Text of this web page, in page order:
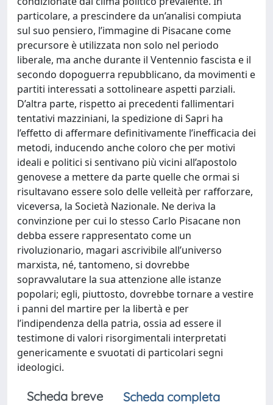
particolare, a prescindere da un’analisi compiuta
sul suo pensiero, l’immagine di Pisacane come
precursore è utilizzata non solo nel periodo
liberale, ma anche durante il Ventennio fascista e il
secondo dopoguerra repubblicano, da movimenti e
partiti interessati a sottolineare aspetti parziali.
D’altra parte, rispetto ai precedenti fallimentari
tentativi mazziniani, la spedizione di Sapri ha
l’effetto di affermare definitivamente l’inefficacia dei
metodi, inducendo anche coloro che per motivi
ideali e politici si sentivano più vicini all’apostolo
genovese a mettere da parte quelle che ormai si
risultavano essere solo delle velleità per rafforzare,
viceversa, la Società Nazionale. Ne deriva la
convinzione per cui lo stesso Carlo Pisacane non
debba essere rappresentato come un
rivoluzionario, magari ascrivibile all’universo
marxista, né, tantomeno, si dovrebbe
sopravvalutare la sua attenzione alle istanze
popolari; egli, piuttosto, dovrebbe tornare a vestire
i panni del martire per la libertà e per
l’indipendenza della patria, ossia ad essere il
testimone di valori risorgimentali interpretati
genericamente e svuotati di particolari segni
ideologici.
Scheda breve
Scheda completa